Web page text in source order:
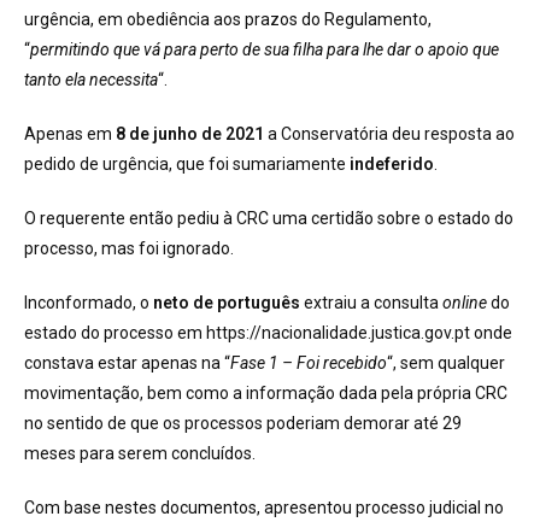
urgência, em obediência aos prazos do Regulamento,
“permitindo que vá para perto de sua filha para lhe dar o apoio que
tanto ela necessita“.
Apenas em 8 de junho de 2021 a Conservatória deu resposta ao
pedido de urgência, que foi sumariamente indeferido
O requerente então pediu à CRC uma certidão sobre o estado do
processo, mas foi ignorado.
Inconformado, o neto de português extraiu a consulta onlinedo
estado do processo em https://nacionalidade.justica.gov.pt onde
constava estar apenas na “Fase 1 – Foi recebido“, sem qualquer
movimentação, bem como a informação dada pela própria CRC
no sentido de que os processos poderiam demorar até 29
meses para serem concluídos.
Com base nestes documentos, apresentou processo judicial no